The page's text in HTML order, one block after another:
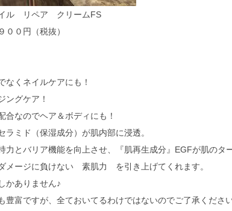
ル リペア クリームFS
０円（税抜）
なくネイルケアにも！
ングケア！
合なのでヘア＆ボディにも！
ラミド（保湿成分）が肌内部に浸透。
力とバリア機能を向上させ、『肌再生成分』EGFが肌のタ
メージに負けない 素肌力 を引き上げてくれます。
かありません♪
豊富ですが、全ておいてるわけではないのでご了承ください